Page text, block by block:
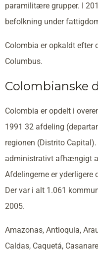
paramilitære grupper. I
befolkning under
Colombia er opkaldt efter
Columbus.
Colombianske
Colombia er opdelt i
1991 32 afdeling
regionen (Distrito
administrativt afhængigt
Afdelingerne er
Der var i alt 1.061
2005.
Amazonas, Antioquia,
Caldas, Caquetá,